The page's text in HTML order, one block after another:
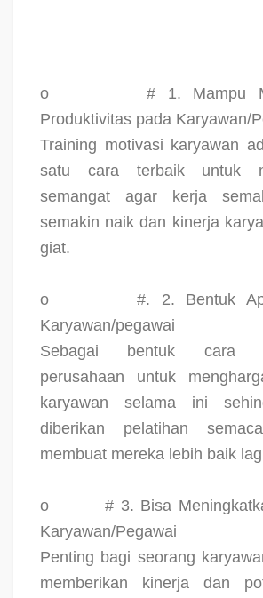
o
# 1. Mampu
Produktivitas pada Karyawan/
Training motivasi karyawan
satu cara terbaik untuk
semangat agar kerja
semakin naik dan kinerja
giat.
o
#. 2. Bentuk
Karyawan/pegawai
Sebagai bentuk cara
perusahaan untuk
karyawan selama ini
diberikan pelatihan
membuat mereka lebih baik
o
# 3. Bisa
Karyawan/Pegawai
Penting bagi seorang
memberikan kinerja dan